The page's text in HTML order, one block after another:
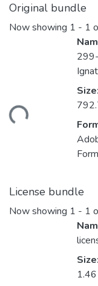
Original bundle
Now showing 1 - 1
Size:
License bundle
Now showing 1 - 1
Size: